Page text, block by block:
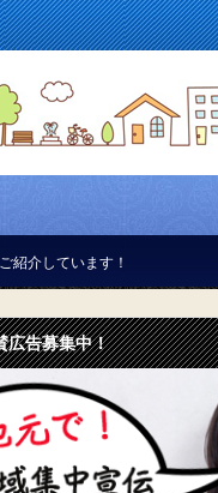
掲載をご希望の
広告募集中！